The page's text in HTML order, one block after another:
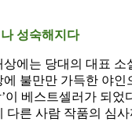
성숙해지다
상에는 당대의 대표 소
불만만 가득한 야인
이 베스트셀러가 되었
다른 사람 작품의 심